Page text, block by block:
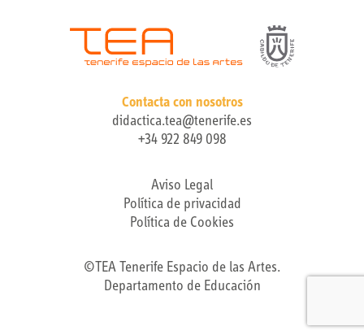
Contacta con nosotros
didactica.tea@tenerife.es
+34 922 849 098
Aviso Legal
Política de privacidad
Política de Cookies
©TEA Tenerife Espacio de las Artes.
Departamento de Educación